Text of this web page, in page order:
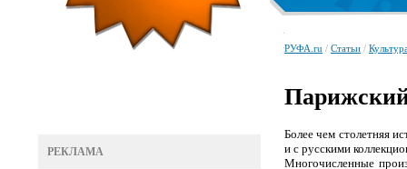
РЕКЛАМА
РУФА.ru / Статьи /
Более чем столетняя
и с русскими
Многочисленные